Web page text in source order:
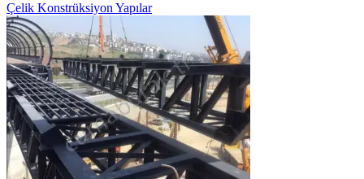
Çelik Konstrüksiyon Yapılar